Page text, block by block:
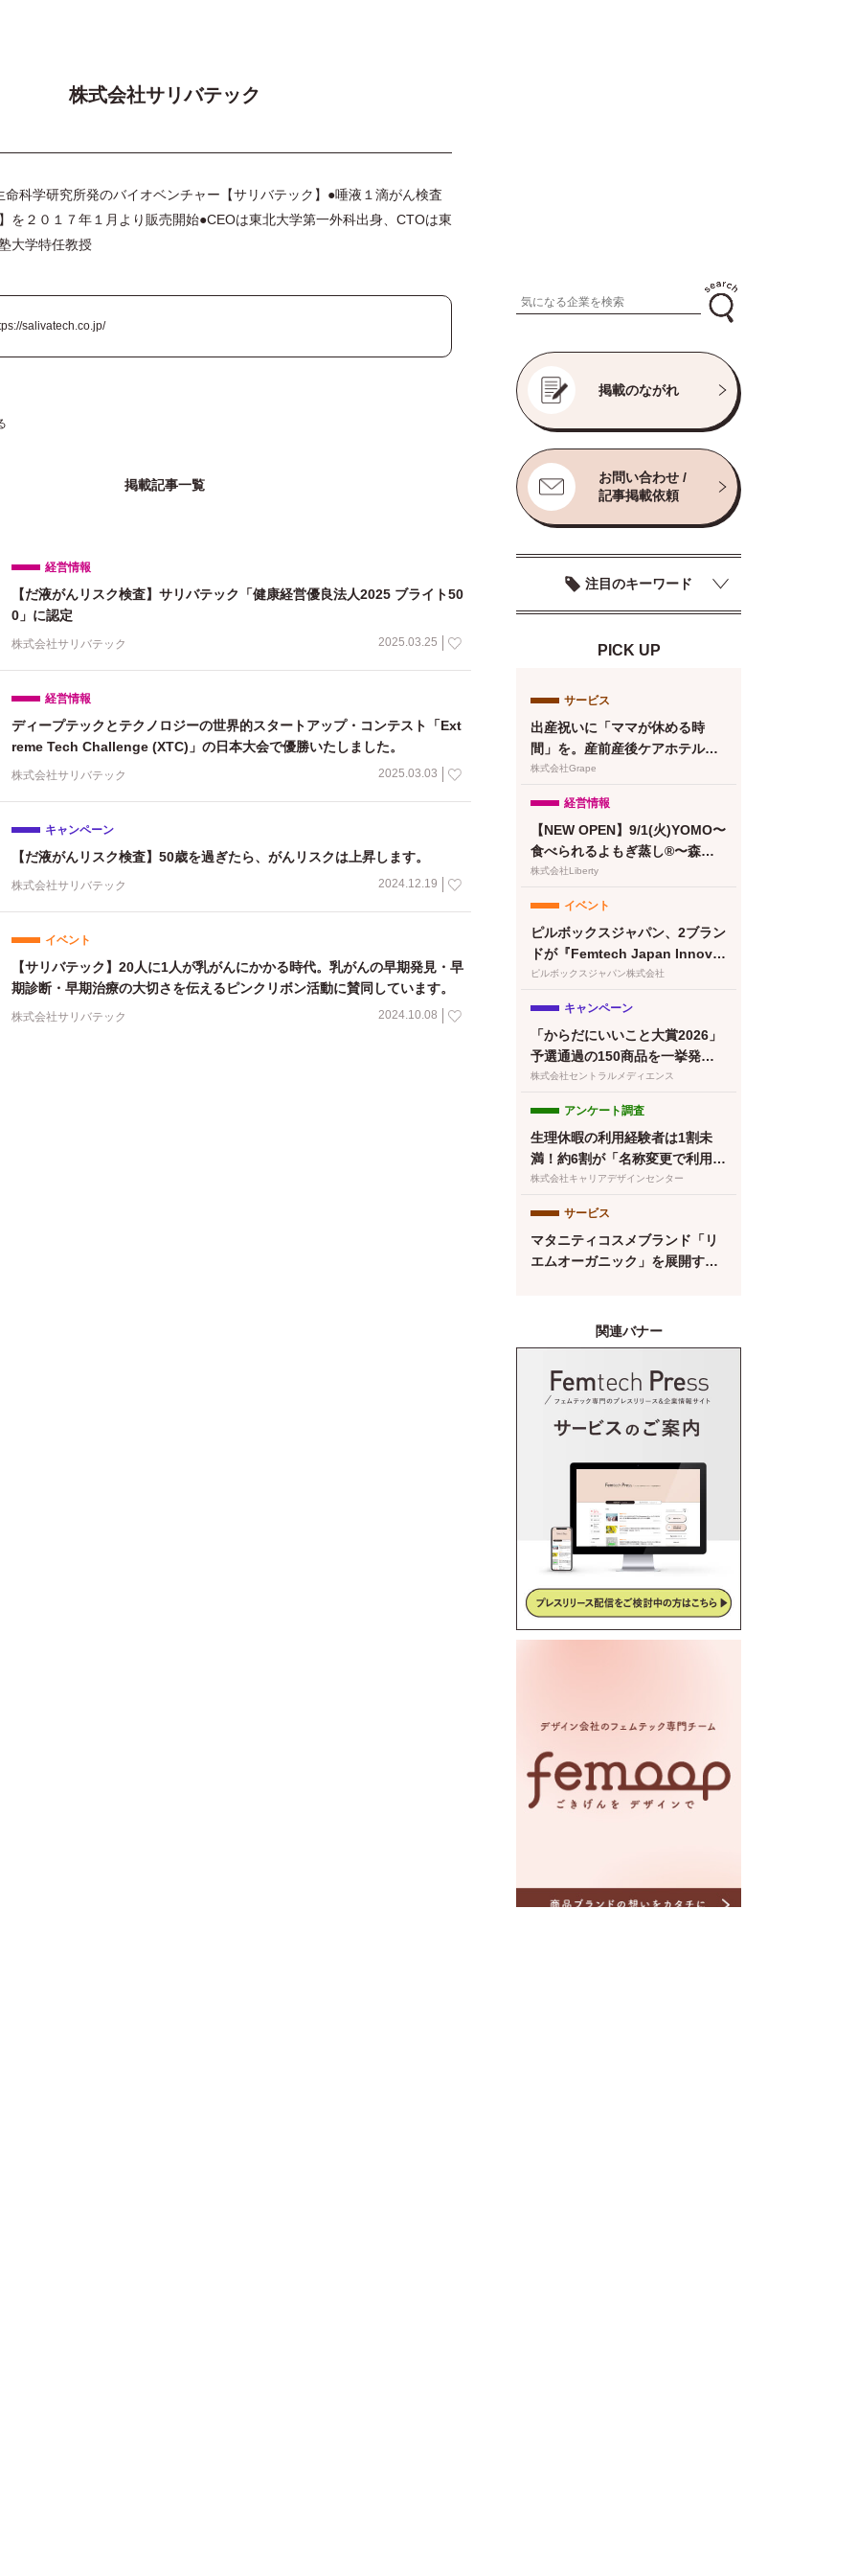
株式会社サリバテック
科学研究所発のバイオベンチャー【サリバテック】●唾液１滴がん検査
を２０１７年１月より販売開始●CEOは東北大学第一外科出身、CTOは東
大学特任教授
salivatech.co.jp/
掲載記事一覧
経営情報
【だ液がんリスク検査】サリバテック「健康経営優良法人2025 ブライト50
0」に認定
株式会社サリバテック 2025.03.25
経営情報
ディープテックとテクノロジーの世界的スタートアップ・コンテスト「Ext
reme Tech Challenge (XTC)」の日本大会で優勝いたしました。
株式会社サリバテック 2025.03.03
キャンペーン
【だ液がんリスク検査】50歳を過ぎたら、がんリスクは上昇します。
株式会社サリバテック 2024.12.19
イベント
【サリバテック】20人に1人が乳がんにかかる時代。乳がんの早期発見・早
期診断・早期治療の大切さを伝えるピンクリボン活動に賛同しています。
株式会社サリバテック 2024.10.08
掲載のながれ
お問い合わせ /
記事掲載依頼
注目のキーワード
PICK UP
サービス
出産祝いに「ママが休める時
間」を。産前産後ケアホテル
「ぶどうの木」、複数人で贈れ
株式会社Grape
経営情報
【NEW OPEN】9/1(火)YOMO〜
食べられるよもぎ蒸し®〜森下
清澄白河店グランドオープン！
株式会社Liberty
イベント
ピルボックスジャパン、2ブラン
ドが『Femtech Japan Innovat
ion Pitch 2026』最終ノミネー
ピルボックスジャパン株式会社
キャンペーン
「からだにいいこと大賞2026」
予選通過の150商品を一挙発
表！本日より特設サイトもオー
株式会社セントラルメディエンス
アンケート調査
生理休暇の利用経験者は1割未
満！約6割が「名称変更で利用し
やすくなる」と回答／『女の転
ト【第134回】
株式会社キャリアデザインセンター
サービス
マタニティコスメブランド「リ
エムオーガニック」を展開する
関連バナー